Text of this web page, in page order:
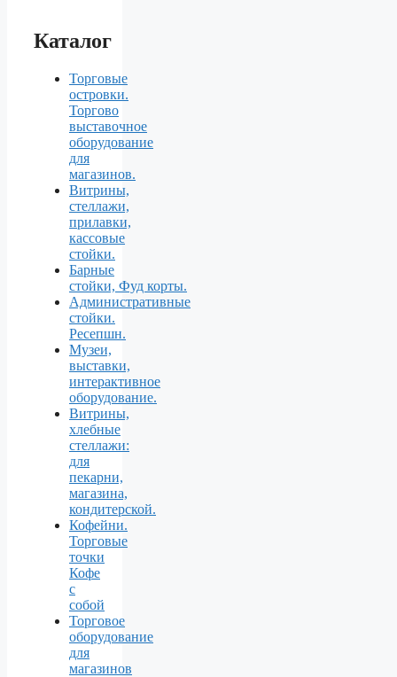
Каталог
Торговые
островки.
Торгово
выставочное
оборудование
для
магазинов.
Витрины,
стеллажи,
прилавки,
кассовые
стойки.
Барные
стойки, Фуд корты.
Aдминистративные
стойки.
Ресепшн.
Музеи,
выставки,
интерактивное
оборудование.
Витрины,
хлебные
стеллажи:
для
пекарни,
магазина,
кондитерской.
Кофейни.
Торговые
точки
Кофе
с
собой
Торговое
оборудование
для
магазинов